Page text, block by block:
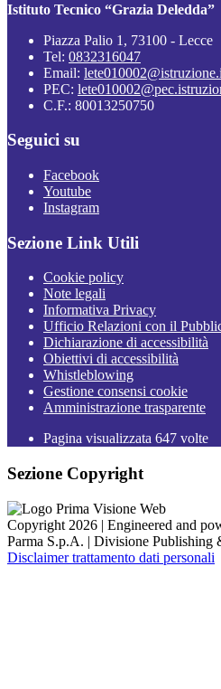
Istituto Tecnico “Grazia Deledda”
Piazza Palio 1, 73100 - Lecce
Tel: 0832316047
Email:
PEC:
C.F.: 80013250750
Seguici su
Facebook
Youtube
Instagram
Sezione Link Utili
Cookie policy
Note legali
Informativa Privacy
Ufficio Relazioni con il
Dichiarazione di accessibilità
Obiettivi di accessibilità
Whistleblowing
Gestione consensi cookie
Amministrazione trasparente
Pagina visualizzata 647 volte
Sezione Copyright
Copyright 2026 | Engineered and
Parma S.p.A. | Divisione Publishing
Disclaimer trattamento dati personali